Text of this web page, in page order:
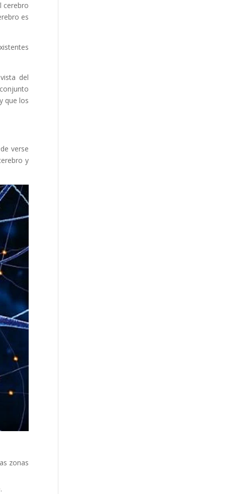
cerebro
es
del
que los
verse
y
zonas